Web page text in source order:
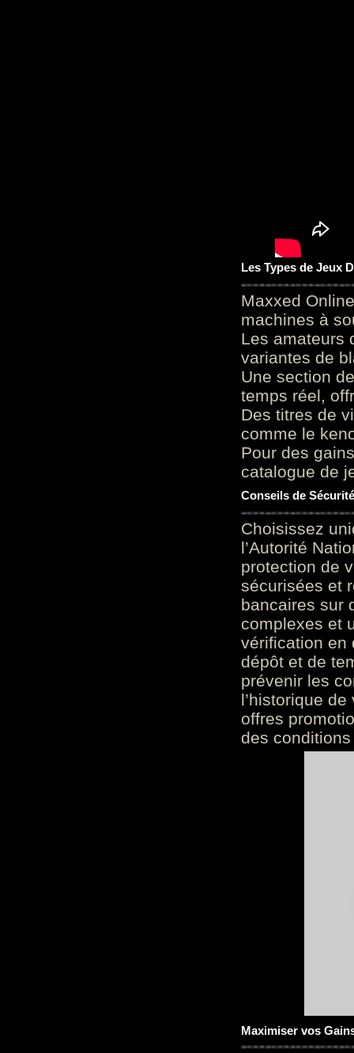
Les Types de Jeux
Maxxed
machines à
Les amateurs
variantes de
Une section
temps réel,
Des titres de
comme le
Pour des
catalogue de
Conseils de
Choisissez
l’Autorité
protection de
sécurisées et
bancaires sur
complexes et
vérification en
dépôt et de
prévenir les
l’historique
offres
des
Maximiser vos